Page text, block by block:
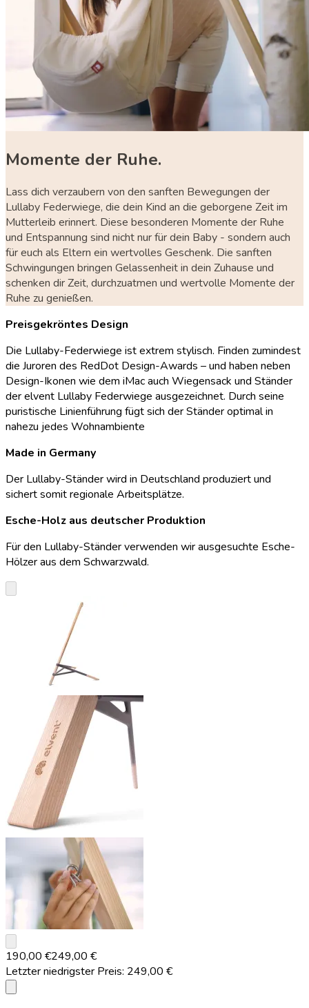
Momente der Ruhe.
Lass dich verzaubern von den sanften Bewegungen der
Lullaby Federwiege, die dein Kind an die geborgene Zeit im
Mutterleib erinnert. Diese besonderen Momente der Ruhe
und Entspannung sind nicht nur für dein Baby - sondern auch
für euch als Eltern ein wertvolles Geschenk. Die sanften
Schwingungen bringen Gelassenheit in dein Zuhause und
schenken dir Zeit, durchzuatmen und wertvolle Momente der
Ruhe zu genießen.
Preisgekröntes Design
Die Lullaby-Federwiege ist extrem stylisch. Finden zumindest
die Juroren des RedDot Design-Awards – und haben neben
Design-Ikonen wie dem iMac auch Wiegensack und Ständer
der elvent Lullaby Federwiege ausgezeichnet. Durch seine
puristische Linienführung fügt sich der Ständer optimal in
nahezu jedes Wohnambiente
Made in Germany
Der Lullaby-Ständer wird in Deutschland produziert und
sichert somit regionale Arbeitsplätze.
Esche-Holz aus deutscher Produktion
Für den Lullaby-Ständer verwenden wir ausgesuchte Esche-
Hölzer aus dem Schwarzwald.
keyboard_arrow_down
keyboard_arrow_down
190,00 €249,00 €
Letzter niedrigster Preis: 249,00 €
info